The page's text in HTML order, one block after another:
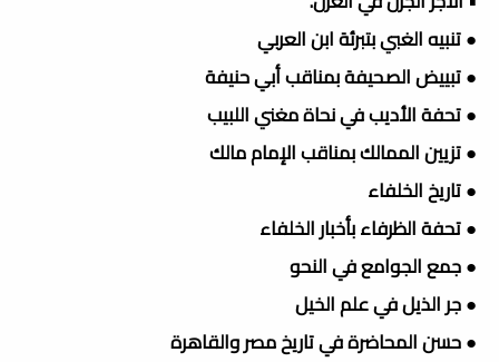
● تنبيه الغبي بتبرئة ابن العربي
● تبييض الصحيفة بمناقب أبي حنيفة
● تحفة الأديب في نحاة مغني اللبيب
● تزيين الممالك بمناقب الإمام مالك
● تاريخ الخلفاء
● تحفة الظرفاء بأخبار الخلفاء
● جمع الجوامع في النحو
● جر الذيل في علم الخيل
● حسن المحاضرة في تاريخ مصر والقاهرة